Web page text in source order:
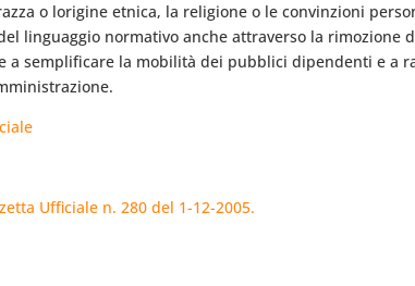
o lorigine etnica, la religione o le convinzioni
linguaggio normativo anche attraverso la rimozione
a semplificare la mobilità dei pubblici dipendenti e a
Ufficiale n. 280 del 1-12-2005.